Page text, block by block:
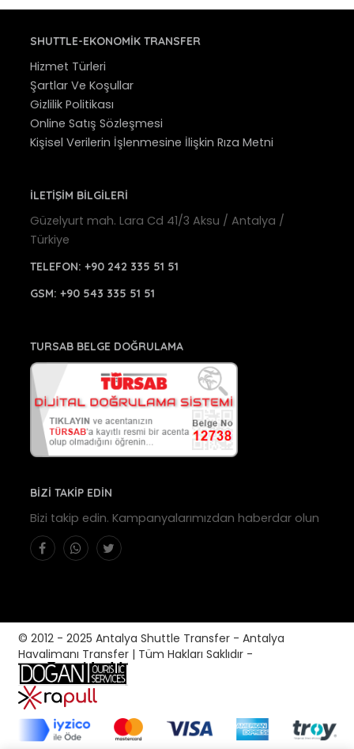
SHUTTLE-EKONOMIK TRANSFER
Hizmet Türleri
Şartlar Ve Koşullar
Gizlilik Politikası
Online Satış Sözleşmesi
Kişisel Verilerin İşlenmesine İlişkin Rıza Metni
İLETİŞİM BİLGİLERİ
Güzelyurt mah. Lara Cd 41/3 Aksu / Antalya /
Türkiye
TELEFON: +90 242 335 51 51
GSM: +90 543 335 51 51
TURSAB BELGE DOĞRULAMA
BİZİ TAKİP EDİN
Bizi takip edin. Kampanyalarımızdan haberdar olun
© 2012 - 2025 Antalya Shuttle Transfer - Antalya
Havalimanı Transfer | Tüm Hakları Saklıdır -